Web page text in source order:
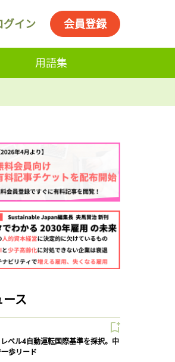
グイン 会員登録
用語集
ス
レベル4自動運転国際基準を採択。中
歩リード